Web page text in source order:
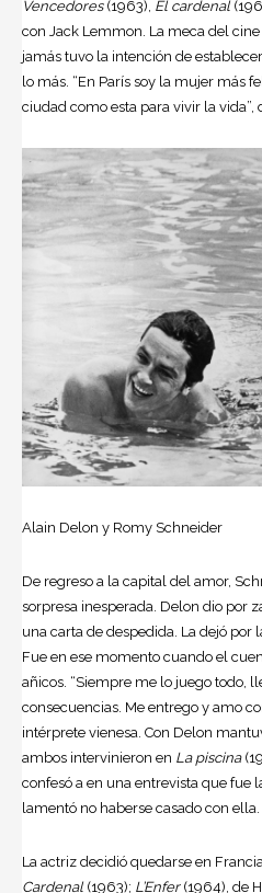
Vencedores (1963), El cardenal
con Jack Lemmon. La meca del
jamás tuvo la intención de
lo más. “En París soy la mujer más
ciudad como esta para vivir la vida”,
Alain Delon y Romy Schneider
De regreso a la capital del amor,
sorpresa inesperada. Delon dio por
una carta de despedida. La dejó por
Fue en ese momento cuando el
añicos. “Siempre me lo juego todo,
consecuencias. Me entrego y amo
intérprete vienesa. Con Delon
ambos intervinieron en La piscina
confesó a en una entrevista que fue
lamentó no haberse casado con ella.
La actriz decidió quedarse en
Cardenal(1963); L’Enfer(1964), de